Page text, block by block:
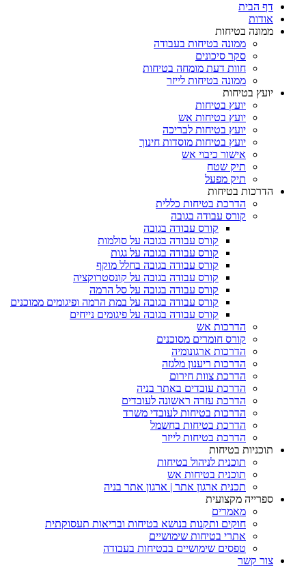
דף הבית
אודות
ממונה בטיחות
ממונה בטיחות בעבודה
סקר סיכונים
חוות דעת מומחה בטיחות
ממונה בטיחות לייזר
יועץ בטיחות
יועץ בטיחות
יועץ בטיחות אש
יועץ בטיחות לבריכה
יועץ בטיחות מוסדות חינוך
אישור כיבוי אש
תיק שטח
תיק מפעל
הדרכות בטיחות
הדרכת בטיחות כללית
קורס עבודה בגובה
קורס עבודה בגובה
קורס עבודה בגובה על סולמות
קורס עבודה בגובה על גגות
קורס עבודה בגובה בחלל מוקף
קורס עבודה בגובה על קונסטרוקציה
קורס עבודה בגובה על סל הרמה
קורס עבודה בגובה על במת הרמה ופיגומים ממוכנים
קורס עבודה בגובה על פיגומים נייחים
הדרכות אש
קורס חומרים מסוכנים
הדרכות ארגונומיה
הדרכות ריענון מלגזה
הדרכת צוות חירום
הדרכת עובדים באתר בניה
הדרכת עזרה ראשונה לעובדים
הדרכות בטיחות לעובדי משרד
הדרכת בטיחות בחשמל
הדרכת בטיחות לייזר
תוכניות בטיחות
תוכנית לניהול בטיחות
תוכנית בטיחות אש
תכנית ארגון אתר | ארגון אתר בניה
ספרייה מקצועית
מאמרים
חוקים ותקנות בנושא בטיחות ובריאות תעסוקתית
אתרי בטיחות שימושיים
טפסים שימושיים בבטיחות בעבודה
צור קשר